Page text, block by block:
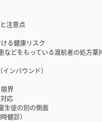
注意点
る健康リスク
をもっている渡航者の処方薬
ンバウンド）
界
応
徒の別の側面
健診）